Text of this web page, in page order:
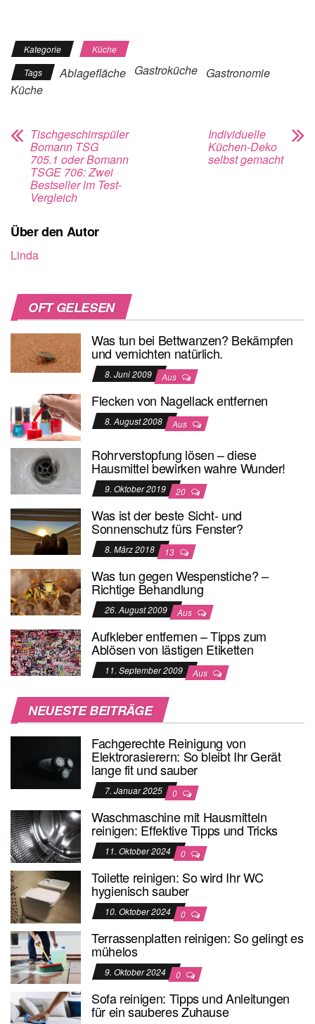
Kategorie
Küche
Tags
Ablagefläche Gastroküche Gastronomie
Küche
Tischgeschirrspüler
Bomann TSG
705.1 oder Bomann
TSGE 706: Zwei
Bestseller im Test-
Vergleich
Individuelle
Küchen-Deko
selbst gemacht
Über den Autor
Linda
OFT GELESEN
Was tun bei Bettwanzen? Bekämpfen
und vernichten natürlich.
8. Juni 2009 Aus
Flecken von Nagellack entfernen
8. August 2008 Aus
Rohrverstopfung lösen – diese
Hausmittel bewirken wahre Wunder!
9. Oktober 2019 20
Was ist der beste Sicht- und
Sonnenschutz fürs Fenster?
8. März 2018 13
Was tun gegen Wespenstiche? –
Richtige Behandlung
26. August 2009 Aus
Aufkleber entfernen – Tipps zum
Ablösen von lästigen Etiketten
11. September 2009 Aus
NEUESTE BEITRÄGE
Fachgerechte Reinigung von
Elektrorasierern: So bleibt Ihr Gerät
lange fit und sauber
7. Januar 2025 0
Waschmaschine mit Hausmitteln
reinigen: Effektive Tipps und Tricks
11. Oktober 2024 0
Toilette reinigen: So wird Ihr WC
hygienisch sauber
10. Oktober 2024 0
Terrassenplatten reinigen: So gelingt es
mühelos
9. Oktober 2024 0
Sofa reinigen: Tipps und Anleitungen
für ein sauberes Zuhause